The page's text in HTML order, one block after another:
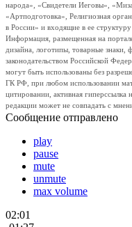
народа», «Свидетели Иеговы»,
«Артподготовка», Религиозная
в России» и входящие в ее
Информация, размещенная на
дизайна, логотипы, товарные знаки,
законодательством Российской
могут быть использованы без
ГК РФ, при любом использовании
цитировании, активная гиперссылка
редакции может не совпадать с
Сообщение отправлено
play
pause
mute
unmute
max volume
02:01